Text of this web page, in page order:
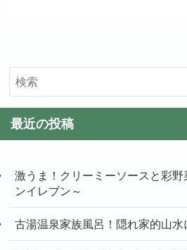
最近の投稿
激うま！クリーミーソースと彩
ンイレブン～
古湯温泉家族風呂！隠れ家的山水